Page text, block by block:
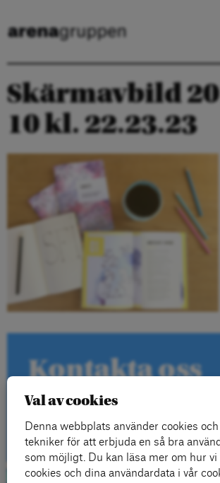
Skärmavbild
10 kl. 22.23.23
Kontakta oss
Kontakt
Val av cookies
Denna webbplats använder cookies
tekniker för att erbjuda en så bra
som möjligt. Du kan läsa mer om hur vi
cookies och dina användardata i vår